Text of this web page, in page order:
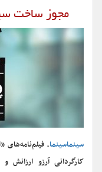
مجوز ساخت سینمایی
سینماسینما، فیلم‌نامه‌های
کارگردانی آرزو